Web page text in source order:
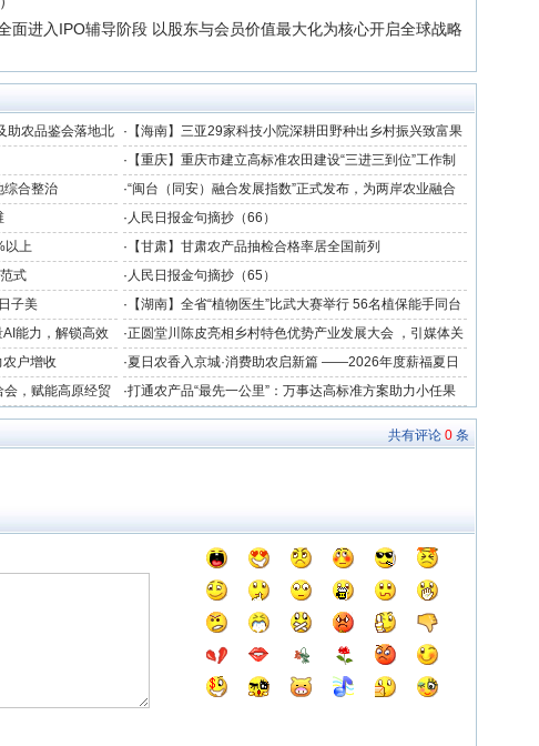
面进入IPO辅导阶段 以股东与会员价值最大化为核心开启全球战略
助农品鉴会落地北
· 【海南】三亚29家科技小院深耕田野种出乡村振兴致富果
· 【重庆】重庆市建立高标准农田建设“三进三到位”工作制
度
综合整治 ·“闽台（同安）融合发展指数”正式发布，为两岸农业融合
发展提供数据支撑
· 人民日报金句摘抄（66）
以上 · 【甘肃】甘肃农产品抽检合格率居全国前列
式 · 人民日报金句摘抄（65）
子美 · 【湖南】全省“植物医生”比武大赛举行 56名植保能手同台
竞技
能力，解锁高效
·正圆堂川陈皮亮相乡村特色优势产业发展大会 ，引媒体关
注获群众点赞
农户增收 ·夏日农香入京城·消费助农启新篇 ——2026年度薪福夏日
助农专场品鉴会在北京成功举办
会，赋能高原经贸
·打通农产品“最先一公里”：万事达高标准方案助力小任果
业冷链中心落成
共有评论 0 条